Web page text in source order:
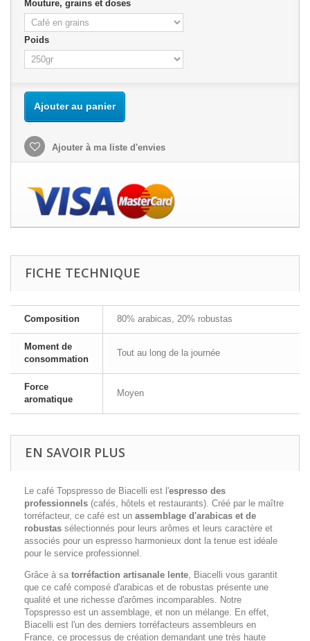
Mouture, grains et doses
Poids
Ajouter au panier
Ajouter à ma liste d'envies
FICHE TECHNIQUE
Composition 80% arabicas, 20% robustas
Moment de
consommation
Tout au long de la journée
Force
aromatique
Moyen
EN SAVOIR PLUS
Le café Topspresso de Biacelli est l'espresso des
professionnels (cafés, hôtels et restaurants). Créé par le maître
torréfacteur, ce café est un assemblage d'arabicas et de
robustas sélectionnés pour leurs arômes et leurs caractère et
associés pour un espresso harmonieux dont la tenue est idéale
pour le service professionnel.
Grâce à sa torréfaction artisanale lente, Biacelli vous garantit
que ce café composé d'arabicas et de robustas présente une
qualité et une richesse d'arômes incomparables. Notre
Topspresso est un assemblage, et non un mélange. En effet,
Biacelli est l'un des derniers torréfacteurs assembleurs en
France, ce processus de création demandant une très haute